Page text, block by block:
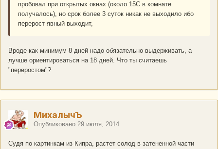
пробовал при открытых окнах (около 15С в комнате
получалось), но срок более 3 суток никак не выходило ибо
перерост явный выходит,
Вроде как минимум 8 дней надо обязательно выдерживать, а
лучше ориентироваться на 18 дней. Что ты считаешь
"переростом"?
МихалычЪ
Опубликовано 29 июля, 2014
Судя по картинкам из Кипра, растет солод в затененной части